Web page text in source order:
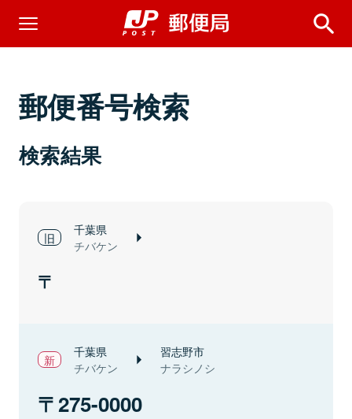
郵便番号検索
検索結果
千葉県
チバケン
千葉県
チバケン
習志野市
ナラシノシ
275-0000